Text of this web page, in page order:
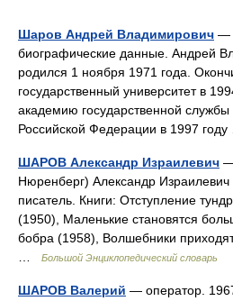
Шаров Андрей Владимирович —
биографические данные. Андрей
родился 1 ноября 1971 года.
государственный университет в
академию государственной
Российской Федерации в 1997
ШАРОВ Александр Израилевич
Нюренберг) Александр Израилевич
писатель. Книги: Отступление
(1950), Маленькие становятся
бобра (1958), Волшебники
Большой Энциклопедический словарь
ШАРОВ Валерий — оператор.